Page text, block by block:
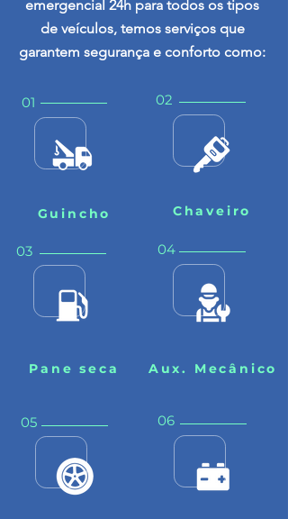
emergencial 24h para todos os tipos
de veículos, temos serviços que
garantem segurança e conforto como:
01 02
Guincho Chaveiro
03 04
Pane seca Aux. Mecânico
05 06